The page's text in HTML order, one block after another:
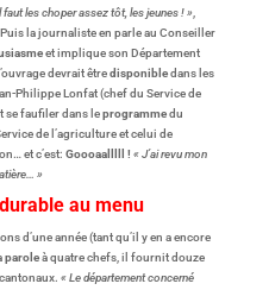
les choper assez tôt, les jeunes ! »
la journaliste en parle au Conseiller
et implique son Département
devrait êtredisponibledans les
Philippe Lonfat (chef du Service de
se faufiler dans leprogrammedu
de l’agriculture et celui de
et c’est: Goooaalllll ! « J’ai revu mon
»
au menu
d’une année (tant qu’il y en a encore
paroleà quatre chefs, il fournit douze
« Le département concerné